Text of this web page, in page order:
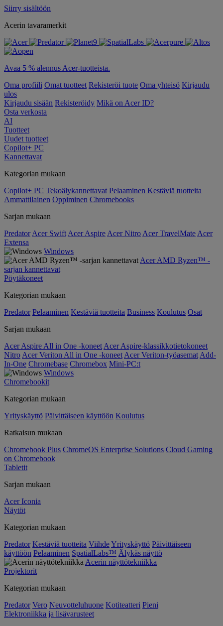
Siirry sisältöön
Acerin tavaramerkit
Avaa 5 % alennus Acer-tuotteista.
Oma profiili Omat tuotteet Rekisteröi tuote Oma yhteisö Kirjaudu
ulos
Kirjaudu sisään Rekisteröidy Mikä on Acer ID?
Osta verkosta
AI
Tuotteet
Uudet tuotteet
Copilot+ PC
Kannettavat
Kategorian mukaan
Copilot+ PC Tekoälykannettavat Pelaaminen Kestäviä tuotteita
Ammattilainen Oppiminen Chromebooks
Sarjan mukaan
Predator Acer Swift Acer Aspire Acer Nitro Acer TravelMate Acer
Extensa
Windows
Acer AMD Ryzen™ -
sarjan kannettavat
Pöytäkoneet
Kategorian mukaan
Predator Pelaaminen Kestäviä tuotteita Business Koulutus Osat
Sarjan mukaan
Acer Aspire All in One -koneet Acer Aspire-klassikkotietokoneet
Nitro Acer Veriton All in One -koneet Acer Veriton-työasemat Add-
In-One Chromebase Chromebox Mini-PC:t
Windows
Chromebookit
Kategorian mukaan
Yrityskäyttö Päivittäiseen käyttöön Koulutus
Ratkaisun mukaan
Chromebook Plus ChromeOS Enterprise Solutions Cloud Gaming
on Chromebook
Tabletit
Sarjan mukaan
Acer Iconia
Näytöt
Kategorian mukaan
Predator Kestäviä tuotteita ViihdeYrityskäyttö Päivittäiseen
käyttöön Pelaaminen SpatialLabs™ Älykäs näyttö
Acerin näyttötekniikka
Projektorit
Kategorian mukaan
Predator Vero Neuvotteluhuone Kotiteatteri Pieni
Elektroniikka ja lisävarusteet